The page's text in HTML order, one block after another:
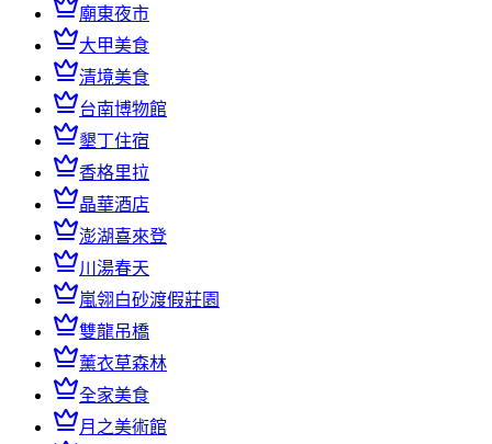
廟東夜市
大甲美食
清境美食
台南博物館
墾丁住宿
香格里拉
晶華酒店
澎湖喜來登
川湯春天
嵐翎白砂渡假莊園
雙龍吊橋
薰衣草森林
全家美食
月之美術館